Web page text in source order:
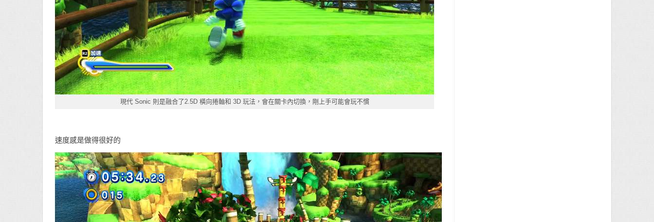
現代 Sonic 則是融合了2.5D 橫向捲軸和 3D 玩法，會在關卡內切換，剛上手可能會玩不慣
速度感是做得很好的
視
訊
播
放
器